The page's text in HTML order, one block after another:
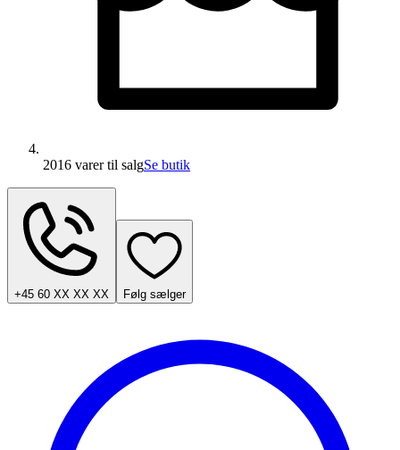
2016 varertil salgSe butik
+45 60 XX XX XX Følg sælger